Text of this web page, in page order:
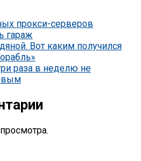
прокси-серверов
гараж
Вот каким получился
раза в неделю не